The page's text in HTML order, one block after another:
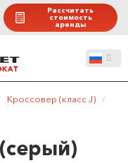
Рассчитать
стоимость
аренды
Кроссовер (класс J)
/